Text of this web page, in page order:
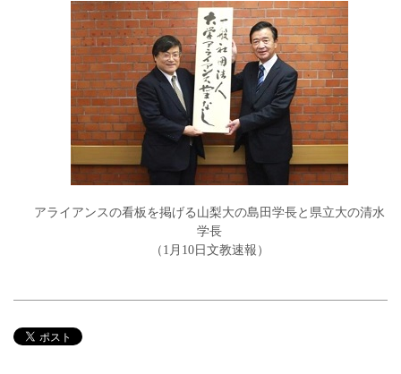
アライアンスの看板を掲げる山梨大の島田学長と県立大の清水
学長
（1月10日文教速報）